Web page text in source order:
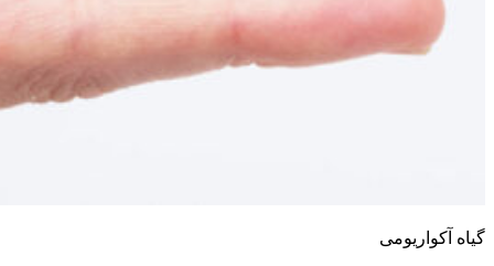
گیاه آکواریومی